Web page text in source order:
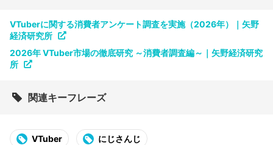
VTuberに関する消費者アンケート調査を実施（2026年）｜矢野
経済研究所
2026年 VTuber市場の徹底研究 ～消費者調査編～｜矢野経済研究
所
関連キーフレーズ
VTuber にじさんじ